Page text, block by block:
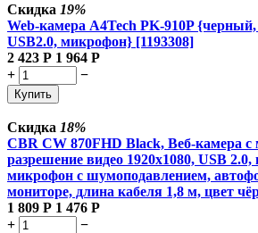
Скидка 19%
Web-камера A4Tech PK-910P
USB2.0, микрофон} [1193308]
2 423 Р 1 964 Р
+
−
Купить
Скидка 18%
CBR CW 870FHD Black, Веб-камера
разрешение видео 1920х1080, USB
микрофон с шумоподавлением,
мониторе, длина кабеля 1,8 м, цвет
1 809 Р 1 476 Р
+
−